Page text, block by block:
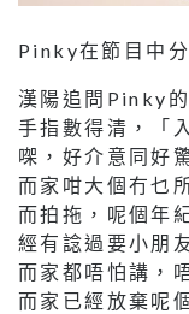
Pinky在節目中
漢陽追問Pinky
手指數得清，「
㗎，好介意同好
而家咁大個冇乜
而拍拖，呢個年
經有諗過要小朋
而家都唔怕講，
而家已經放棄呢